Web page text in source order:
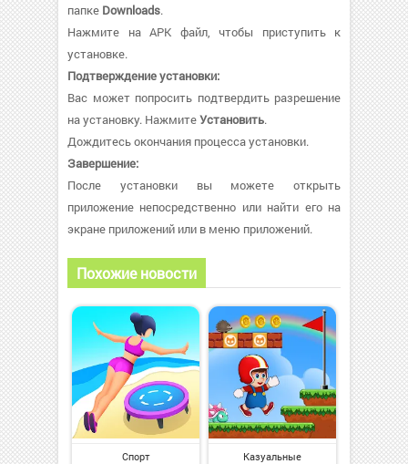
папке Downloads.
Нажмите на APK файл, чтобы приступить к
установке.
Подтверждение установки:
Вас может попросить подтвердить разрешение
на установку. НажмитеУстановить.
Дождитесь окончания процесса установки.
Завершение:
После установки вы можете открыть
приложение непосредственно или найти его на
экране приложений или в меню приложений.
Похожие новости
Спорт Казуальные